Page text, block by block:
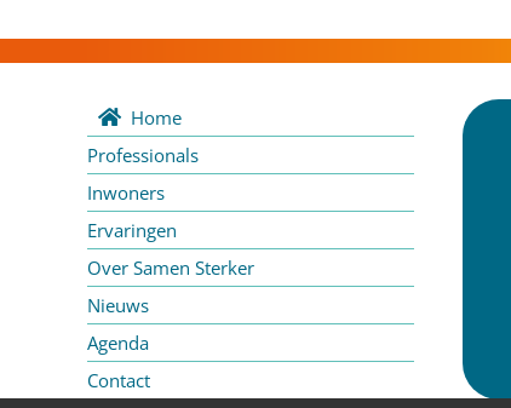
Home
Professionals
Inwoners
Ervaringen
Over Samen Sterker
Nieuws
Agenda
Contact